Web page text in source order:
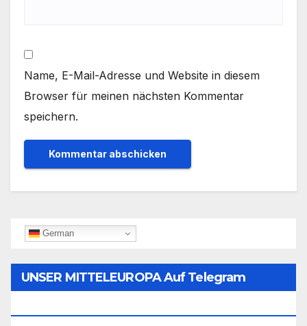
Name, E-Mail-Adresse und Website in diesem
Browser für meinen nächsten Kommentar
speichern.
German
UNSER MITTELEUROPA Auf Telegram